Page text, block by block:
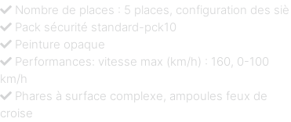
Nombre de places : 5 places, configuration des siè
Pack sécurité standard-pck10
Peinture opaque
Performances: vitesse max (km/h) : 160, 0-100
km/h
Phares à surface complexe, ampoules feux de
croise